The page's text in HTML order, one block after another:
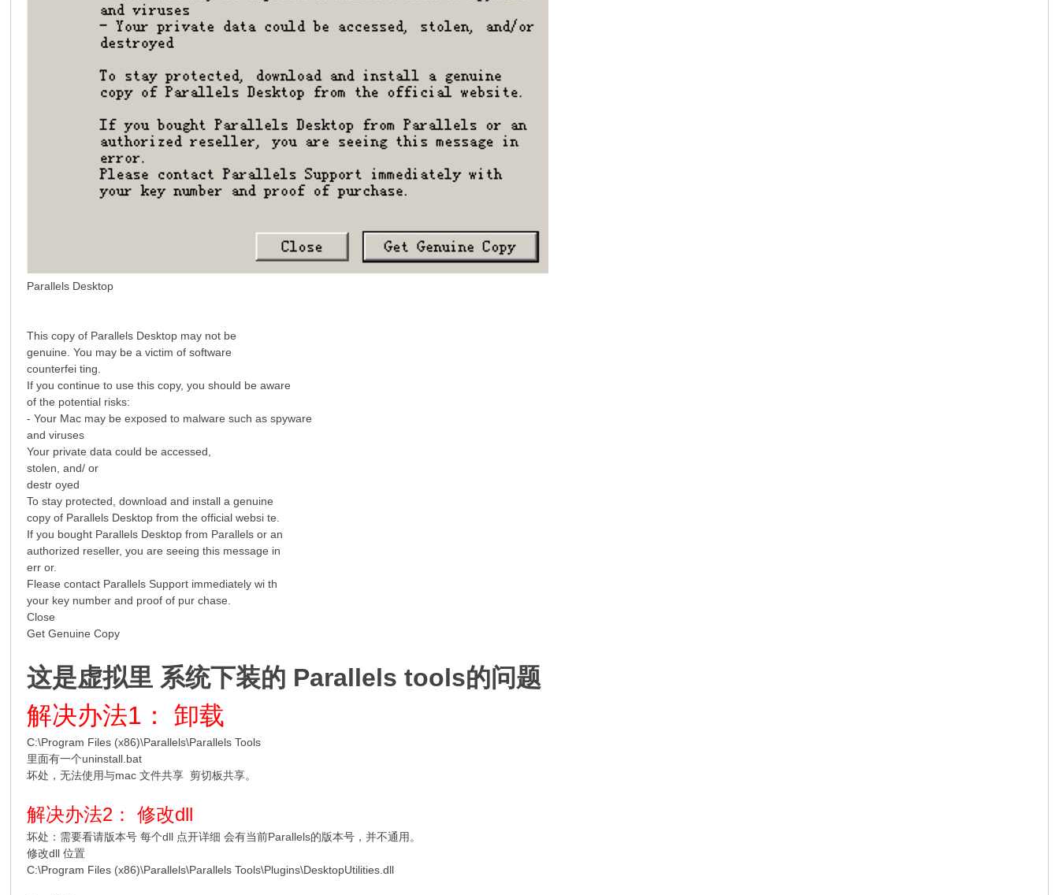
Parallels Desktop
This copy of Parallels Desktop may not be
genuine. You may be a victim of software
counterfei ting.
If you continue to use this copy, you should be aware
of the potential risks:
- Your Mac may be exposed to malware such as spyware
and viruses
Your private data could be accessed,
stolen, and/ or
destr oyed
To stay protected, download and install a genuine
copy of Parallels Desktop from the official websi te.
If you bought Parallels Desktop from Parallels or an
authorized reseller, you are seeing this message in
err or.
Flease contact Parallels Support immediately wi th
your key number and proof of pur chase.
Close
Get Genuine Copy
这是虚拟里 系统下装的 Parallels tools的问题
解决办法1： 卸载
C:\Program Files (x86)\Parallels\Parallels Tools
里面有一个uninstall.bat
坏处，无法使用与mac 文件共享 剪切板共享。
解决办法2： 修改dll
坏处：需要看请版本号 每个dll 点开详细 会有当前Parallels的版本号，并不通用。
修改dll 位置
C:\Program Files (x86)\Parallels\Parallels Tools\Plugins\DesktopUtilities.dll